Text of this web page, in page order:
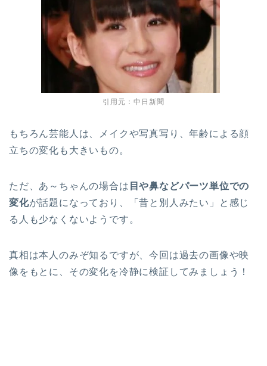
引用元：中日新聞
もちろん芸能人は、メイクや写真写り、年齢による顔
立ちの変化も大きいもの。
ただ、あ～ちゃんの場合は 目や鼻などパーツ単位での
変化が話題になっており、「昔と別人みたい」と感じ
る人も少なくないようです。
真相は本人のみぞ知るですが、今回は過去の画像や映
像をもとに、その変化を冷静に検証してみましょう！